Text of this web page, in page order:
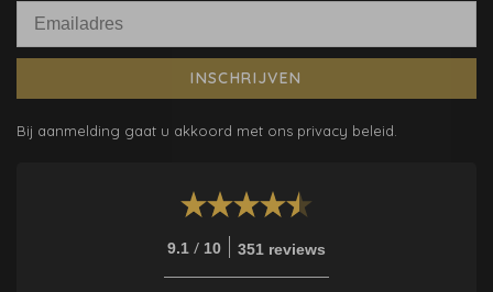
INSCHRIJVEN
Bij aanmelding gaat u akkoord met ons privacy beleid.
9.1 / 10 351 reviews